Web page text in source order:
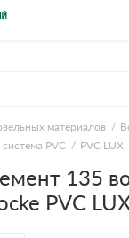
материалов
PVC PVC LUX
135
PVC